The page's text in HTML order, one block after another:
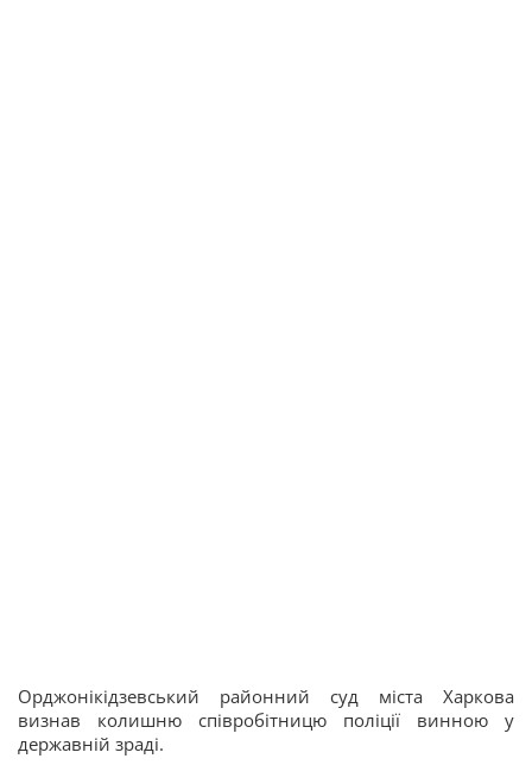
Орджонікідзевський районний суд міста Харкова
визнав колишню співробітницю поліції винною у
державній зраді.